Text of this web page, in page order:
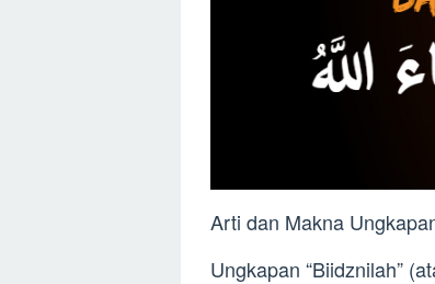
Arti dan Makna
Ungkapan “Biidznilah”